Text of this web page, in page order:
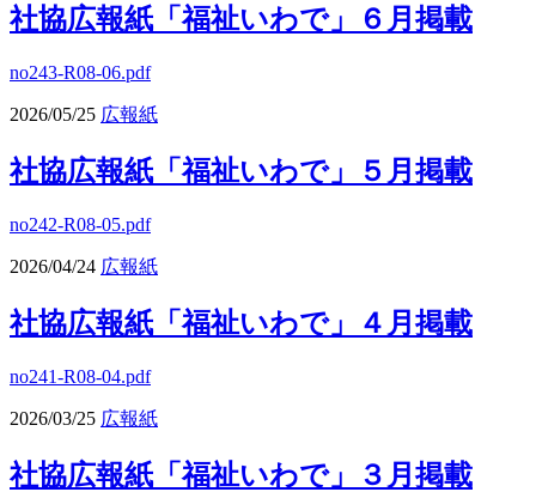
社協広報紙「福祉いわで」６月掲載
no243-R08-06.pdf
2026/05/25 広報紙
社協広報紙「福祉いわで」５月掲載
no242-R08-05.pdf
2026/04/24 広報紙
社協広報紙「福祉いわで」４月掲載
no241-R08-04.pdf
2026/03/25 広報紙
社協広報紙「福祉いわで」３月掲載